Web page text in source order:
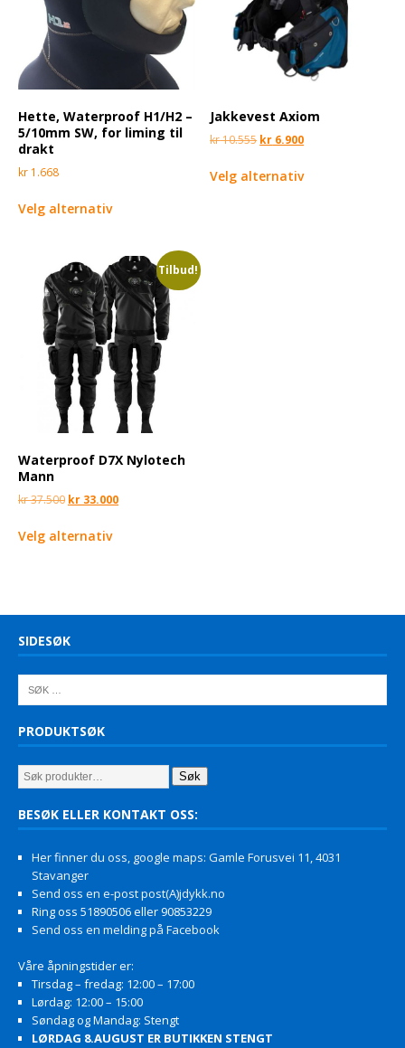
Hette, Waterproof H1/H2 –
5/10mm SW, for liming til
drakt
kr 1.668
Velg alternativ
Jakkevest Axiom
kr10.555 kr 6.900
Velg alternativ
Tilbud!
Waterproof D7X Nylotech
Mann
kr37.500 kr 33.000
Velg alternativ
SIDESØK
PRODUKTSØK
Søk
BESØK ELLER KONTAKT OSS:
Her finner du oss, google maps: Gamle Forusvei 11, 4031
Stavanger
Send oss en e-post post(A)jdykk.no
Ring oss 51890506 eller 90853229
Send oss en melding på Facebook
Våre åpningstider er:
Tirsdag – fredag: 12:00 – 17:00
Lørdag: 12:00 – 15:00
Søndag og Mandag: Stengt
LØRDAG 8.AUGUST ER BUTIKKEN STENGT